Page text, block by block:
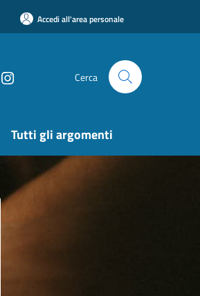
Accedi all'area personale
Cerca
Tutti gli argomenti